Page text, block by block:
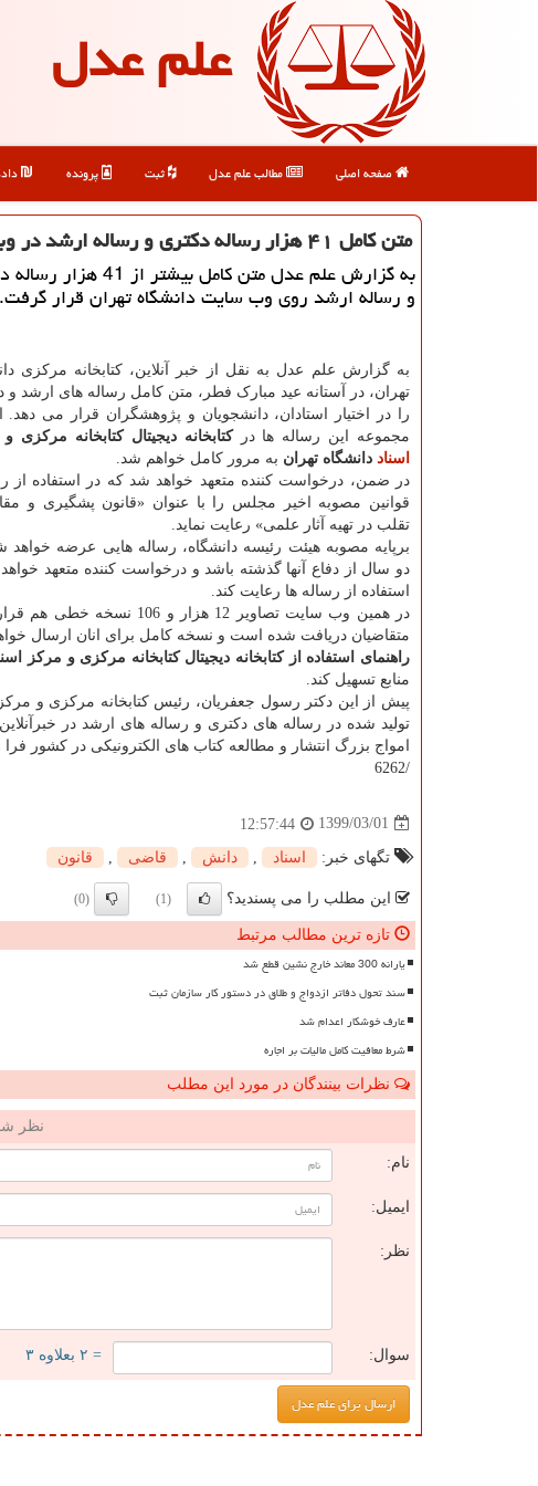
علم عدل
صفحه اصلی مطالب علم عدل ثبت پرونده
متن كامل ۴۱ هزار رساله دكتری و رساله ارشد در وبسایت كتابخانه مركزی دانشگاه تهران
به گزارش علم عدل متن كامل بیشتر از
و رساله ارشد روی وب سایت دانشگاه تهران قرار گرفت.
به گزارش علم عدل به نقل از خبر آنلاین، کتابخانه مرکزی
تهران، در آستانه عید مبارک فطر، متن کامل رساله های ارشد و
را در اختیار استادان، دانشجویان و پژوهشگران قرار می دهد.
مجموعه این رساله ها درکتابخانه دیجیتال کتابخانه مرکزی
اسناد دانشگاه تهران به مرور کامل خواهم شد.
در ضمن، درخواست کننده متعهد خواهد شد که در استفاده از
قوانین مصوبه اخیر مجلس را با عنوان «قانون پشگیری و
تقلب در تهیه آثار علمی» رعایت نماید.
برپایه مصوبه هیئت رئیسه دانشگاه، رساله هایی عرضه خواهد
دو سال از دفاع آنها گذشته باشد و درخواست کننده متعهد
استفاده از رساله ها رعایت کند.
در همین وب سایت تصاویر
متقاضیان دریافت شده است و نسخه کامل برای انان ارسال
راهنمای استفاده از کتابخانه دیجیتال کتابخانه مرکزی و مرکز
منابع تسهیل کند.
پیش از این دکتر رسول جعفریان، رئیس کتابخانه مرکزی و مرکز
تولید شده در رساله های دکتری و رساله های ارشد در
امواج بزرگ انتشار و مطالعه کتاب های الکترونیکی در کشور
/6262
1399/03/01
12:57:44
تگهای خبر: اسناد دانش قاضی قانون
این مطلب را می پسندید؟ (1)
(0)
تازه ترین مطالب مرتبط
یارانه 300 معاند خارج نشین قطع شد
سند تحول دفاتر ازدواج و طلاق در دستور کار سازمان ثبت
عارف خوشکار اعدام شد
شرط معافیت کامل مالیات بر اجاره
نظرات بینندگان در مورد این مطلب
نظر
نام:
ایمیل:
نظر:
سوال: = ۲ بعلاوه ۳